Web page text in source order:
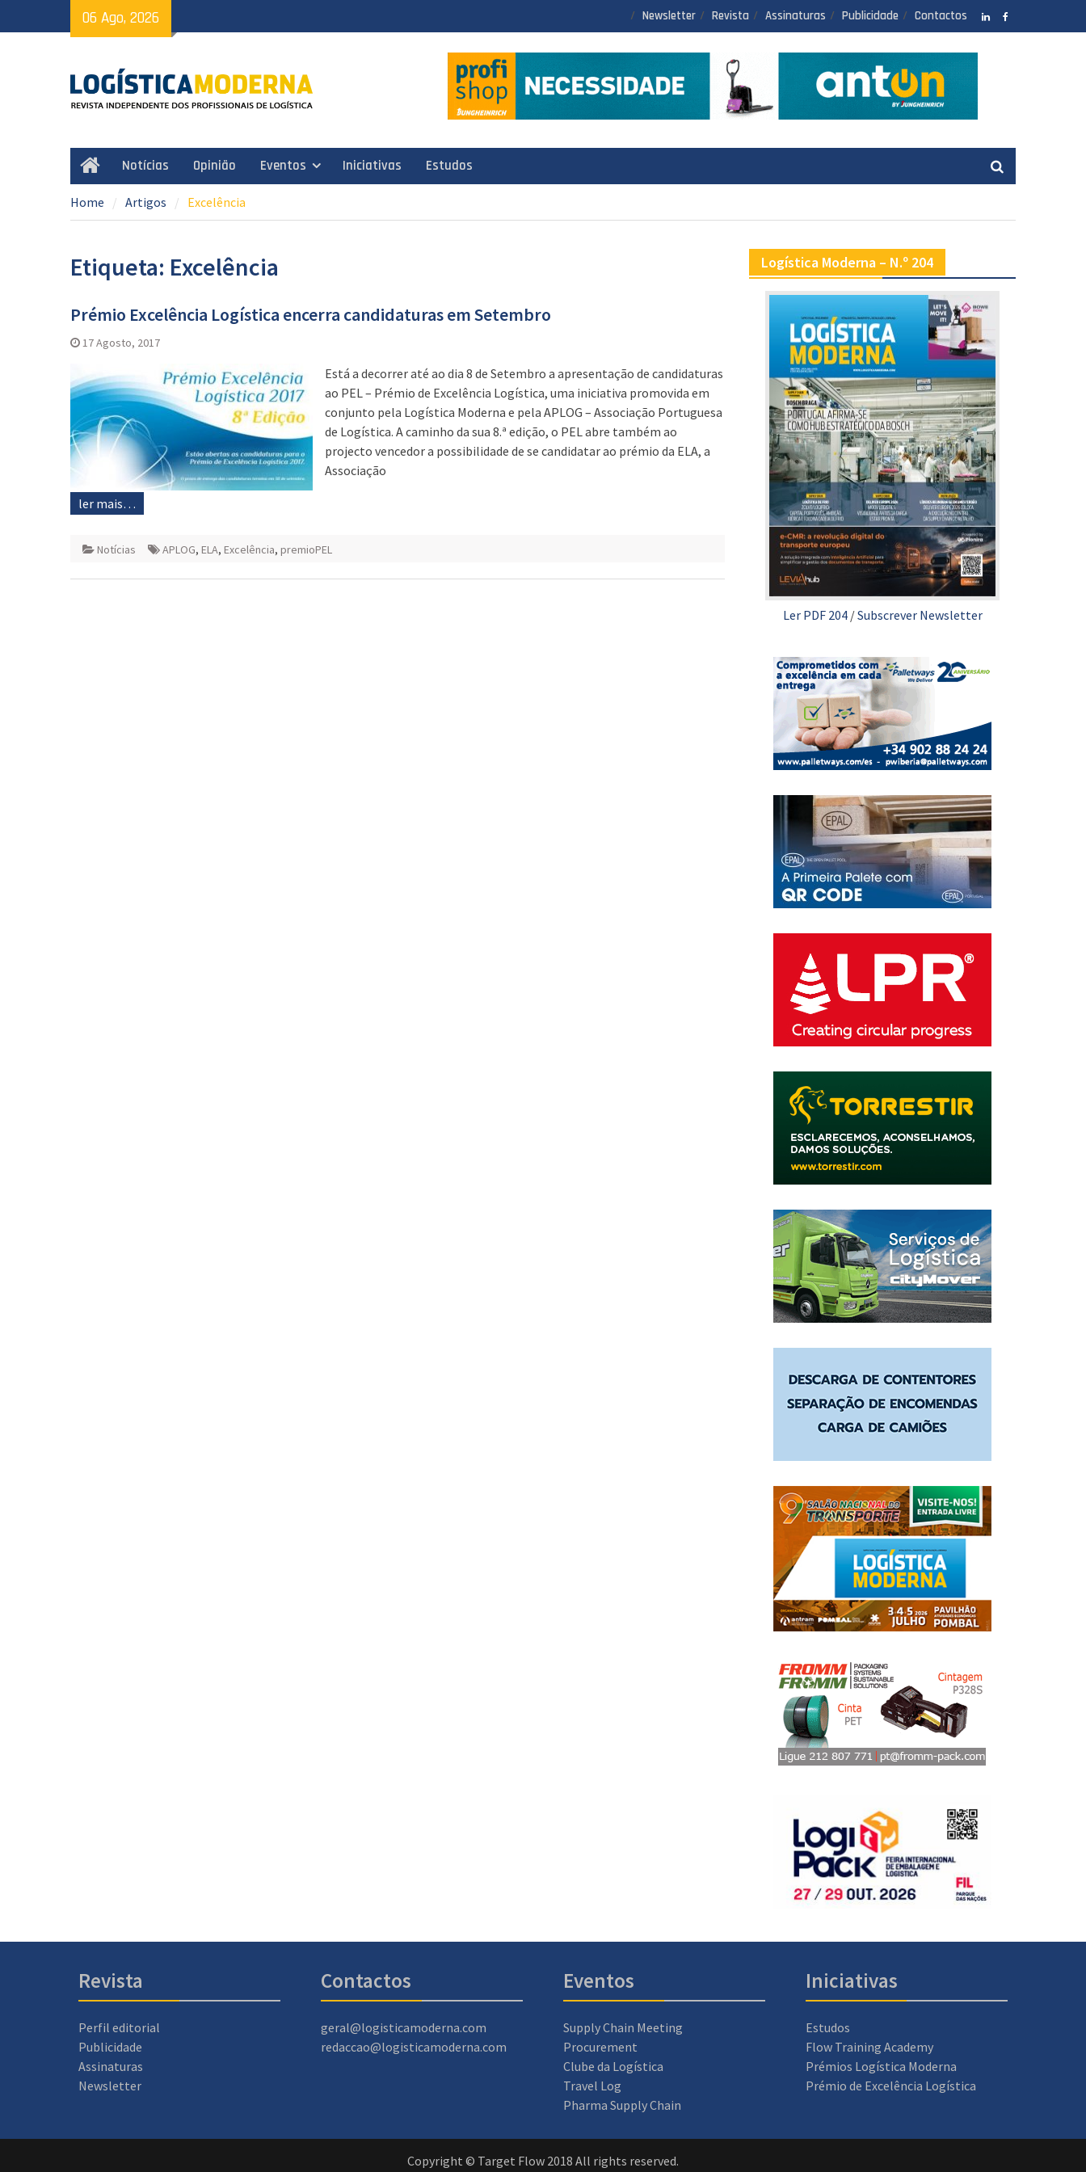
to
06 Ago, 2026 Newsletter Revista Assinaturas Publicidade Contactos
HomeNotícias Opinião Eventos Iniciativas Estudos
Home Artigos Excelência
Etiqueta: Excelência
Prémio Excelência Logística encerra candidaturas em Setembro
17 Agosto, 2017
Está a decorrer até ao dia 8 de Setembro a apresentação de candidaturas
ao PEL – Prémio de Excelência Logística, uma iniciativa promovida em
conjunto pela Logística Moderna e pela APLOG – Associação Portuguesa
de Logística. A caminho da sua 8.ª edição, o PEL abre também ao
projecto vencedor a possibilidade de se candidatar ao prémio da ELA, a
Associação
ler mais…
Notícias APLOG, ELA, Excelência, premioPEL
Logística Moderna – N.º 204
Ler PDF 204/Subscrever Newsletter
Revista
Perfil editorial
Publicidade
Assinaturas
Newsletter
Contactos
geral@logisticamoderna.com
redaccao@logisticamoderna.com
Eventos
Supply Chain Meeting
Procurement
Clube da Logística
Travel Log
Pharma Supply Chain
Iniciativas
Estudos
Flow Training Academy
Prémios Logística Moderna
Prémio de Excelência Logística
Copyright © Target Flow 2018 All rights reserved.